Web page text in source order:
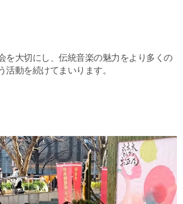
を大切にし、伝統音楽の魅力をより多くの
動を続けてまいります。